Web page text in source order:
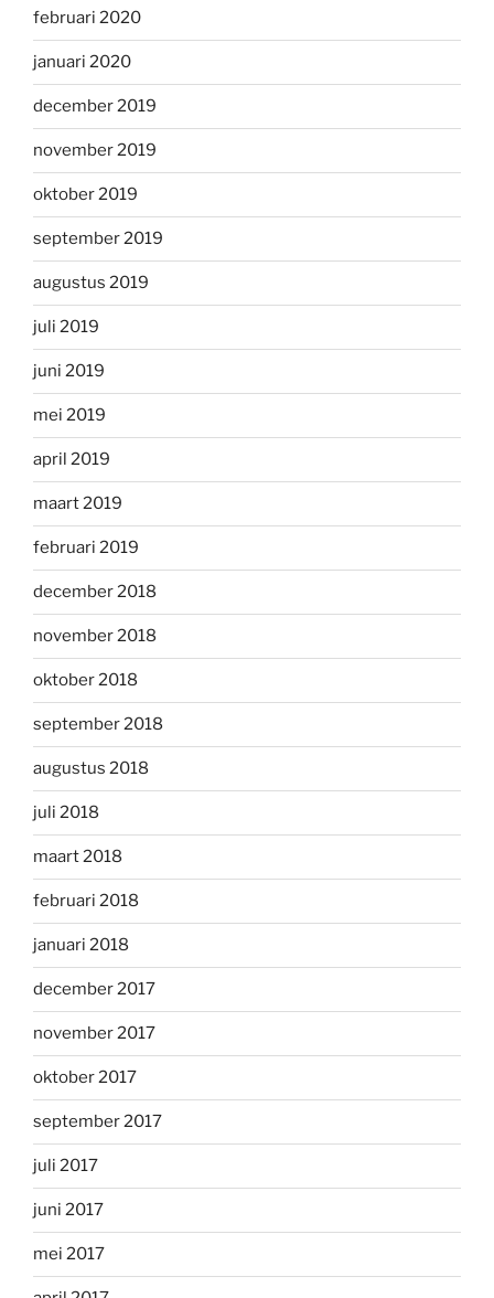
februari 2020
januari 2020
december 2019
november 2019
oktober 2019
september 2019
augustus 2019
juli 2019
juni 2019
mei 2019
april 2019
maart 2019
februari 2019
december 2018
november 2018
oktober 2018
september 2018
augustus 2018
juli 2018
maart 2018
februari 2018
januari 2018
december 2017
november 2017
oktober 2017
september 2017
juli 2017
juni 2017
mei 2017